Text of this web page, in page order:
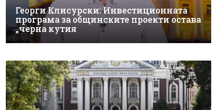
Георги Клисурски: Инвестиционната
програма за общинските проекти остава
„черна кутия